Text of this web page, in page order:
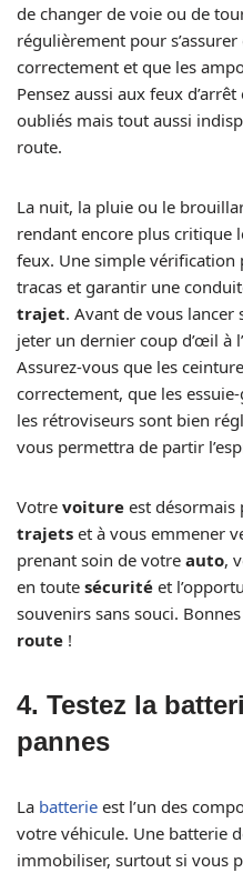
de changer de voie ou de
régulièrement pour
correctement et que les
Pensez aussi aux feux
oubliés mais tout aussi
route.
La nuit, la pluie ou le
rendant encore plus critique
feux. Une simple vérification
tracas et garantir une
trajet. Avant de vous lancer
jeter un dernier coup d’œil à
Assurez-vous que les
correctement, que les
les rétroviseurs sont bien
vous permettra de partir
Votre voiture est désormais
trajets et à vous emmener
prenant soin de votre auto,
en toute sécurité et
souvenirs sans souci. Bonnes
route !
4. Testez la
pannes
La batterie est l’un des
votre véhicule. Une batterie
immobiliser, surtout si vous